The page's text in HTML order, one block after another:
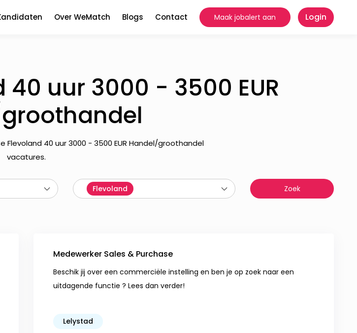
Over WeMatch Blogs Contact Login
Maak jobalert aan
uur 3000 - 3500 EUR
Flevoland 40 uur 3000 - 3500 EUR Handel/groothandel
vacatures.
Flevoland
Medewerker Sales & Purchase
Beschik jij over een commerciële instelling en ben je op zoek naar een
uitdagende functie ? Lees dan verder!
Lelystad